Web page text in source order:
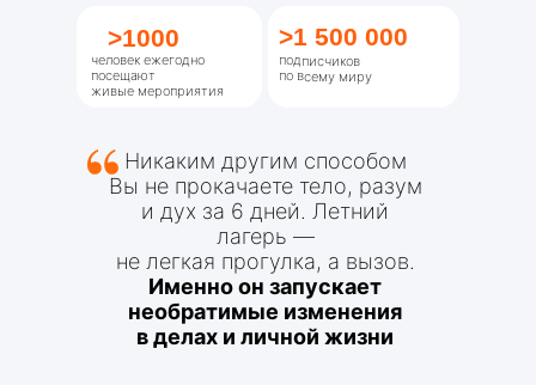
Никаким другим способом
Вы не прокачаете тело, разум
и дух за 6 дней. Летний
лагерь —
не легкая прогулка, а вызов.
Именно он запускает
необратимые изменения
в делах и личной жизни
>1 500 000
подписчиков
по всему миру
>1000
человек ежегодно
посещают
живые мероприятия